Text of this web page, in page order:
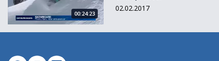
00:24:23
02.02.2017